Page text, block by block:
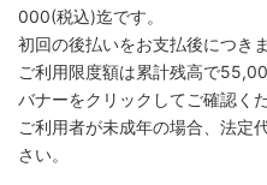
000(税込)迄です。
初回の後払いをお支払後につき
ご利用限度額は累計残高で
バナーをクリックしてご確認くだ
ご利用者が未成年の場合、法定
さい。